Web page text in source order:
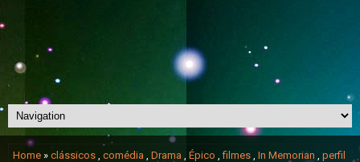
Home » clássicos , comédia , Drama , Épico ,filmes , In Memorian , perfil